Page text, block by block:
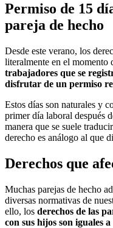
Permiso de 15
pareja de hecho
Desde este verano, los
literalmente en el momento
trabajadores que se
disfrutar de un permiso
Estos días son naturales y
primer día laboral después
manera que se suele
derecho es análogo al que
Derechos que
Muchas parejas de hecho
diversas normativas de
ello, los derechos de las
con sus hijos son iguales